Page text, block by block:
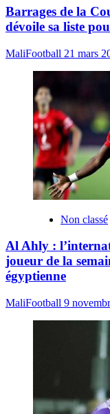
Barrages de la
dévoile sa liste
MaliFootball 21 mars
Non classé
Al Ahly :
joueur de la
égyptienne
MaliFootball 9